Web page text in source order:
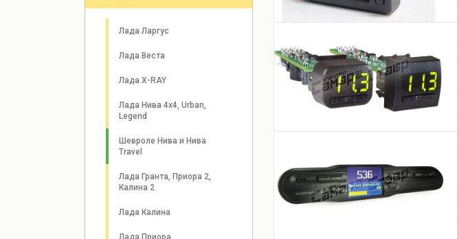
Лада Ларгус
Лада Веста
Лада Х-RAY
Лада Нива 4х4, Urban,
Legend
Шевроле Нива и Нива
Travel
Лада Гранта, Приора 2,
Калина 2
Лада Калина
Лада Приора